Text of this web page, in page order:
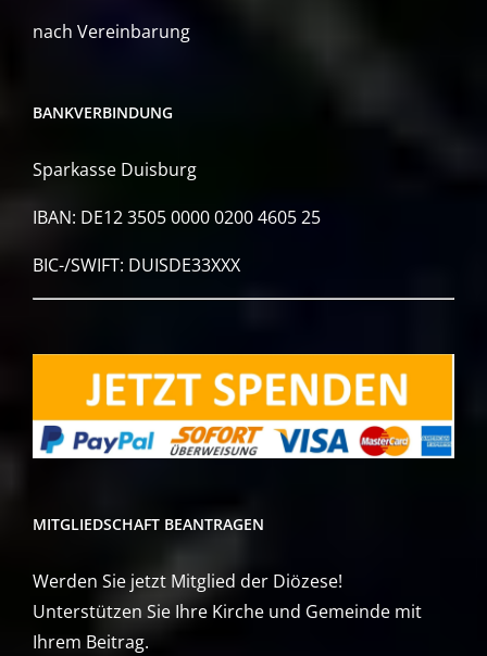
nach Vereinbarung
BANKVERBINDUNG
Sparkasse Duisburg
IBAN: DE12 3505 0000 0200 4605 25
BIC-/SWIFT: DUISDE33XXX
MITGLIEDSCHAFT BEANTRAGEN
Werden Sie jetzt Mitglied der Diözese!
Unterstützen Sie Ihre Kirche und Gemeinde mit
Ihrem Beitrag.